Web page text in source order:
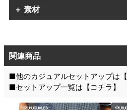
＋ 素材
関連商品
■他のカジュアルセットアップは【
■セットアップ一覧は【 コチラ 】